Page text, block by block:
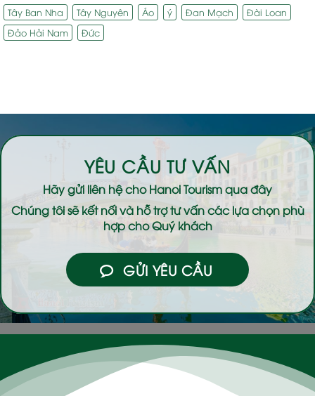
Tây Ban Nha Tây Nguyên Áo ý Đan Mạch
Đài Loan
Đảo Hải Nam
Đức
YÊU CẦU TƯ VẤN
Hãy gửi liên hệ choHanoi Tourismqua đây
Chúng tôi sẽ kết nối và hỗ trợ tư vấn các lựa chọn phù
hợp cho Quý khách
GỬI YÊU CẦU